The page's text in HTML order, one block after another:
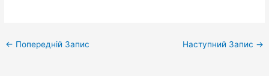
← Попередній Запис Наступний Запис →